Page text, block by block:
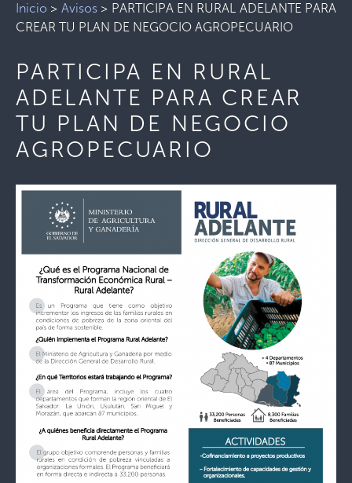
Inicio > Avisos> PARTICIPA EN RURAL ADELANTE PARA
CREAR TU PLAN DE NEGOCIO AGROPECUARIO
PARTICIPA EN RURAL
ADELANTE PARA CREAR
TU PLAN DE NEGOCIO
AGROPECUARIO